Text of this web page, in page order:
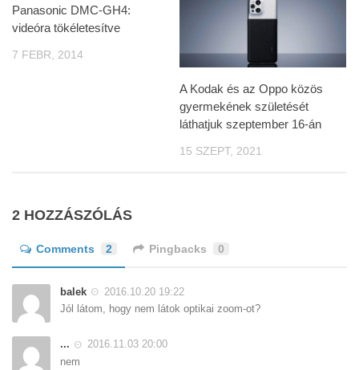
Panasonic DMC-GH4:
videóra tökéletesítve
7 FEBR, 2014
A Kodak és az Oppo közös
gyermekének születését
láthatjuk szeptember 16-án
15 SZEPT, 2021
2 HOZZÁSZÓLÁS
Comments 2 Pingbacks 0
balek
2016.10.20 19:22
Jól látom, hogy nem látok optikai zoom-ot?
...
2016.11.03 20:00
nem